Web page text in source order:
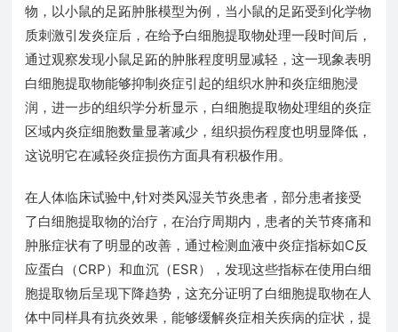
物，以小鼠的足跖肿胀模型为例，当小鼠的足跖受到化学物
质刺激引发炎症后，在给予白细胞提取物处理一段时间后，
通过观察发现小鼠足跖的肿胀程度明显减轻，这一现象表明
白细胞提取物能够抑制炎症引起的组织水肿和炎症细胞浸
润，进一步的组织学分析显示，白细胞提取物处理组的炎症
区域内炎症细胞数量显著减少，组织损伤程度也明显降低，
这说明它在减轻炎症损伤方面具有积极作用。
在人体临床试验中,针对类风湿关节炎患者，部分患者接受
了白细胞提取物的治疗，在治疗周期内，患者的关节疼痛和
肿胀症状有了明显的改善，通过检测血液中炎症指标如C反
应蛋白（CRP）和血沉（ESR），发现这些指标在使用白细
胞提取物后呈现下降趋势，这充分证明了白细胞提取物在人
体中同样具有抗炎效果，能够缓解炎症相关疾病的症状，提